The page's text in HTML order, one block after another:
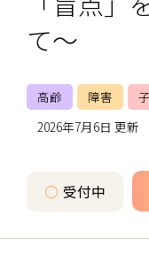
て～
高齢 障害
2026年7月6日 更新
○ 受付中